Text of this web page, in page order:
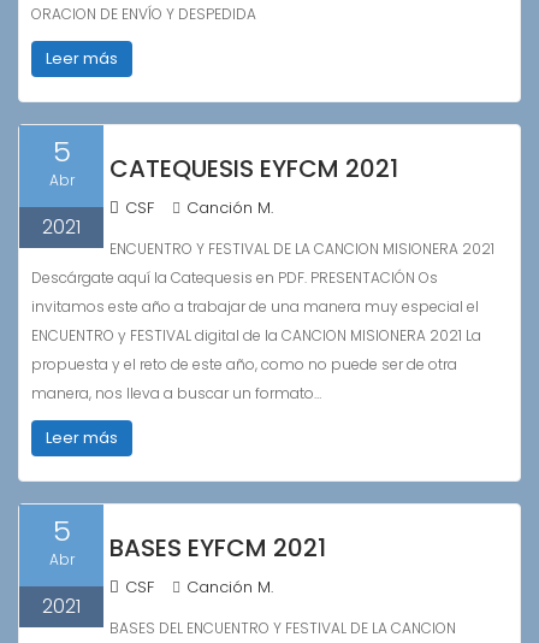
ORACION DE ENVÍO Y DESPEDIDA
Leer más
5
Abr
2021
CATEQUESIS EYFCM 2021
CSF Canción M.
ENCUENTRO Y FESTIVAL DE LA CANCION MISIONERA 2021
Descárgate aquí la Catequesis en PDF. PRESENTACIÓN Os
invitamos este año a trabajar de una manera muy especial el
ENCUENTRO y FESTIVAL digital de la CANCION MISIONERA 2021 La
propuesta y el reto de este año, como no puede ser de otra
manera, nos lleva a buscar un formato…
Leer más
5
Abr
2021
BASES EYFCM 2021
CSF Canción M.
BASES DEL ENCUENTRO Y FESTIVAL DE LA CANCION